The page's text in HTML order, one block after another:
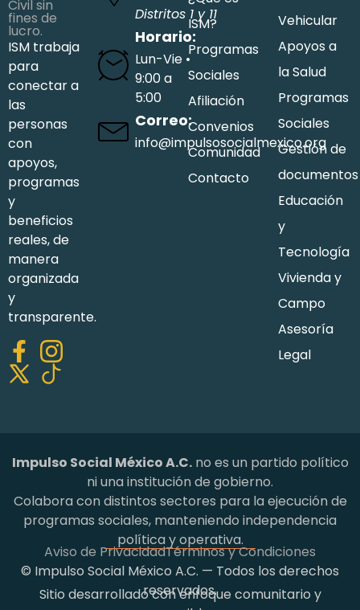
Civil sin
fines de
lucro.
ISM trabaja
para
conectar a
las
personas
con
apoyos,
programas
y
beneficios
reales, de
manera
organizada
y
transparente.
Distritos 1 y 11
Horario:
Lun-Vie •
9:00 a
5:00
Correo:
info@impulsosocialmexico.org
ISM?
Programas
Sociales
Afiliación
Convenios
Comunidad
Contacto
Vehicular
Apoyos a
la Salud
Programas
Sociales
Gestión de
documentos
Educación
y
Tecnología
Vivienda y
Campo
Asesoría
Legal
Impulso Social México A.C.no es un partido político
ni una institución de gobierno.
Colabora con distintos sectores para la ejecución de
programas sociales, manteniendo independencia
política y operativa.
Aviso de PrivacidadTérminos y Condiciones
© Impulso Social México A.C. — Todos los derechos
reservados.
Sitio desarrollado con enfoque comunitario y